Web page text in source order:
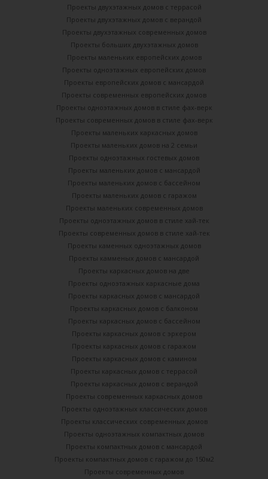
Проекты двухэтажных домов с террасой
Проекты двухэтажных домов с верандой
Проекты двухэтажных современных домов
Проекты больших двухэтажных домов
Проекты маленьких европейских домов
Проекты одноэтажных европейских домов
Проекты европейских домов с мансардой
Проекты современных европейских домов
Проекты одноэтажных домов в стиле фах-верк
Проекты современных домов в стиле фах-верк
Проекты маленьких каркасных домов
Проекты маленьких домов на 2 семьи
Проекты одноэтажных гостевых домов
Проекты маленьких домов с мансардой
Проекты маленьких домов с бассейном
Проекты маленьких домов с гаражом
Проекты маленьких современных домов
Проекты одноэтажных домов в стиле хай-тек
Проекты современных домов в стиле хай-тек
Проекты каменных одноэтажных домов
Проекты камменых домов с мансардой
Проекты каркасных домов на две
Проекты одноэтажных каркасные дома
Проекты каркасных домов с мансардой
Проекты каркасных домов с балконом
Проекты каркасных домов с бассейном
Проекты каркасных домов с эркером
Проекты каркасных домов с гаражом
Проекты каркасных домов с камином
Проекты каркасных домов с террасой
Проекты каркасных домов с верандой
Проекты современных каркасных домов
Проекты одноэтажных классических домов
Проекты классических современных домов
Проекты одноэтажных компактных домов
Проекты компактных домов с мансардой
Проекты компактных домов с гаражом до 150м2
Проекты современных домов